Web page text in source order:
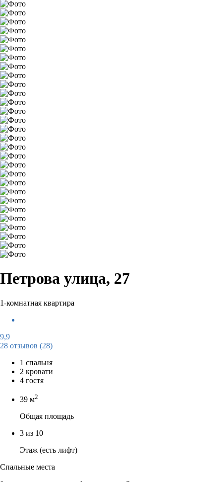
Петрова улица, 27
1-комнатная квартира
9,9
28 отзывов (28)
1 спальня
2 кровати
4 гостя
39 м2
Общая площадь
3 из 10
Этаж (есть лифт)
Спальные места